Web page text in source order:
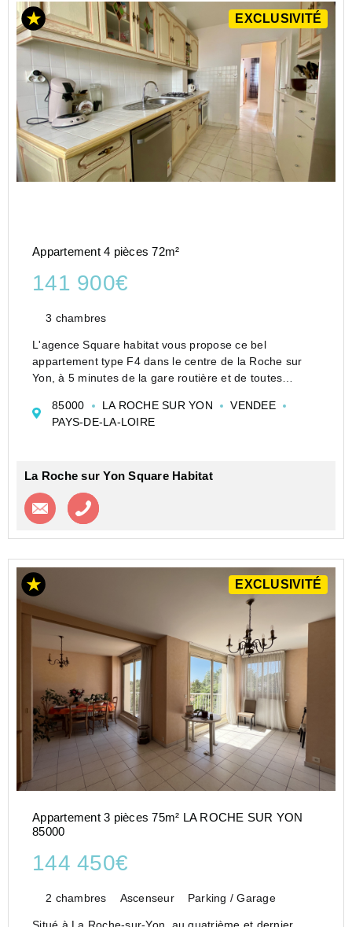
EXCLUSIVITÉ
Appartement 4 pièces 72m²
141 900€
3 chambres
L'agence Square habitat vous propose ce bel
appartement type F4 dans le centre de la Roche sur
Yon, à 5 minutes de la gare routière et de toutes
placards, salon-séjour avec accés balcon, cuisine
amé...
85000 LA ROCHE SUR YON
VENDEE
PAYS-DE-LA-LOIRE
La Roche sur Yon Square Habitat
Contacter l'agence
EXCLUSIVITÉ
Appartement 3 pièces 75m² LA ROCHE SUR YON
85000
144 450€
2 chambres Ascenseur Parking / Garage
Situé à La Roche-sur-Yon, au quatrième et dernier